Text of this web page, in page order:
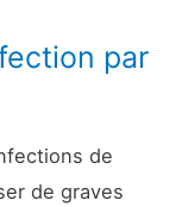
par
de
de graves